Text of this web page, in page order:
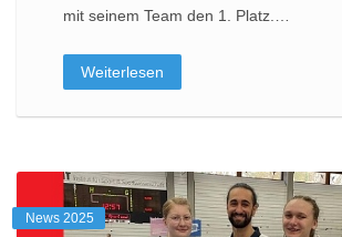
mit seinem Team den 1. Platz.…
Weiterlesen
News 2025